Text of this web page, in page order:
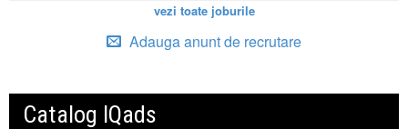
vezi toate joburile
Adauga anunt de recrutare
Catalog IQads